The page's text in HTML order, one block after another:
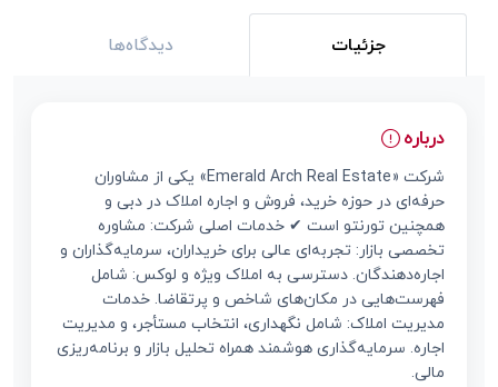
جزئیات دیدگاه‌ها
درباره
شرکت «Emerald Arch Real Estate» یکی از مشاوران
حرفه‌ای در حوزه خرید، فروش و اجاره املاک در دبی و
همچنین تورنتو است ✔ خدمات اصلی شرکت: مشاوره
تخصصی بازار: تجربه‌ای عالی برای خریداران، سرمایه‌گذاران و
اجاره‌دهندگان. دسترسی به املاک ویژه و لوکس: شامل
فهرست‌هایی در مکان‌های شاخص و پرتقاضا. خدمات
مدیریت املاک: شامل نگهداری، انتخاب مستأجر، و مدیریت
اجاره. سرمایه‌گذاری هوشمند همراه تحلیل بازار و برنامه‌ریزی
مالی.